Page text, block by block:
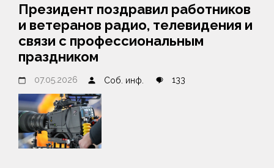
Президент поздравил работников
и ветеранов радио, телевидения и
связи с профессиональным
праздником
07.05.2026 Соб. инф. 133